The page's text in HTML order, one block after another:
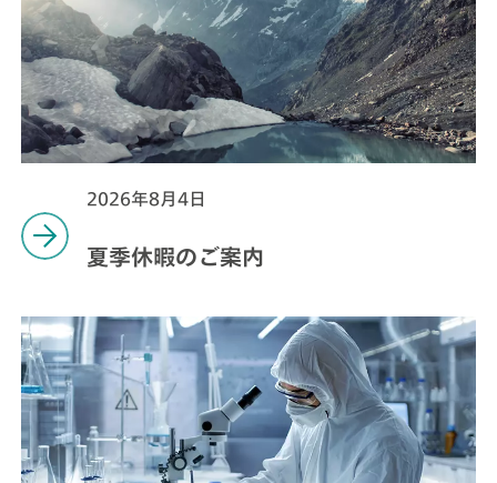
2026年8月4日
夏季休暇のご案内